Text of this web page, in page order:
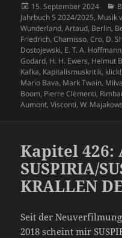
Veröffentlicht
am
15. September 2024
Jahrbuch 5 2024/2025, Musik
Wunderland,Artaud, Berlin,
Friedrich,Chamisso,Cro, D.
Dostojewski, E. T. A. Hoffmann
Godard, H. H. Ewers, Helmut
Kafka, Kapitalismuskritik, klick!
Mario Bava, Mark Twain, Milva
Boom, Pierre Clèmenti,
Aumont,Visconti,W.
Kapitel 426:
SUSPIRIA/
KRALLEN
Seit der
2018 scheint mir